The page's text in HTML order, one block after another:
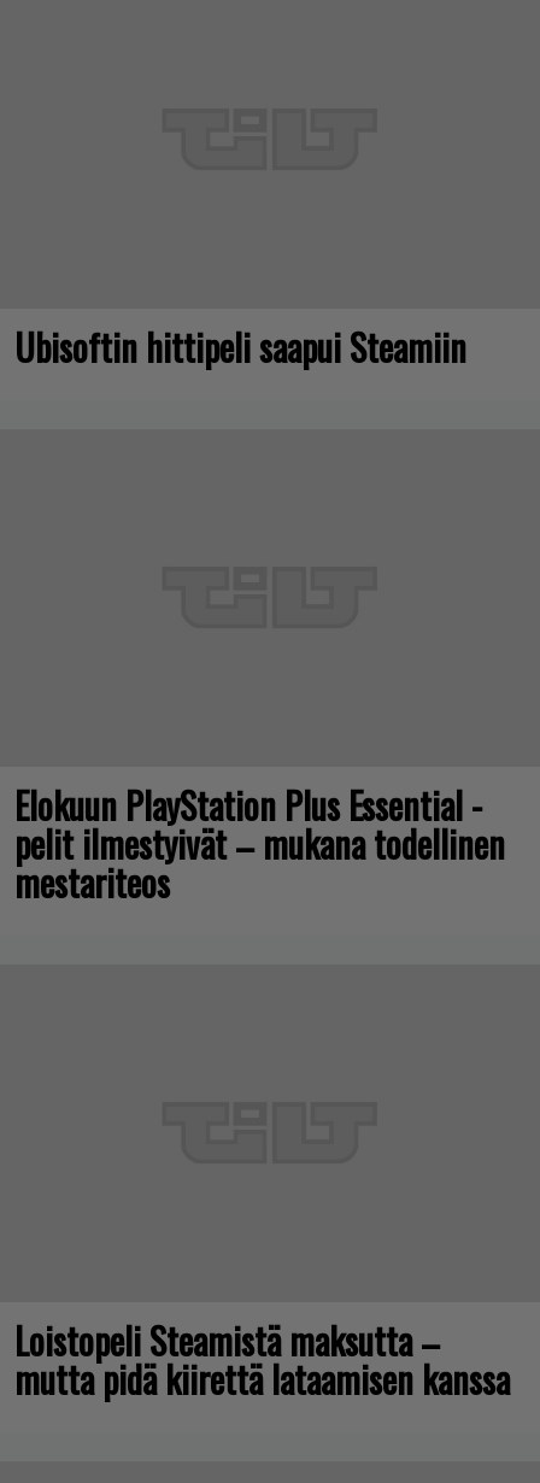
Ubisoftin hittipeli saapui Steamiin
Elokuun PlayStation Plus Essential -
pelit ilmestyivät – mukana todellinen
mestariteos
Loistopeli Steamistä maksutta –
mutta pidä kiirettä lataamisen kanssa